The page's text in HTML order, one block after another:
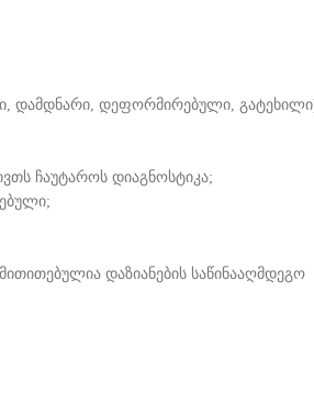
დამდნარი, დეფორმირებული,
ჩაუტაროს დიაგნოსტიკა;
დაზიანების საწინააღმდეგო